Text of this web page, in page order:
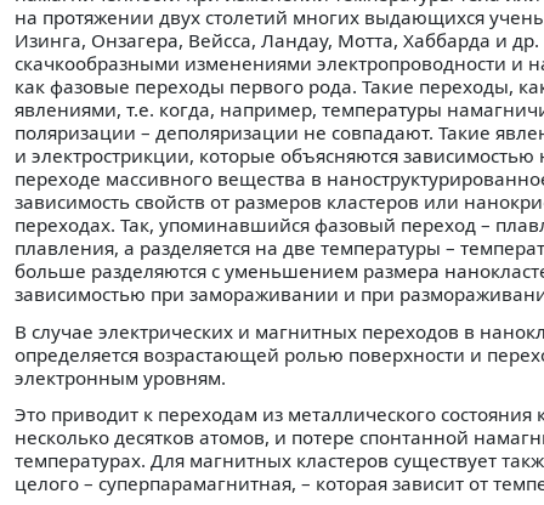
на протяжении двух столетий многих выдающихся
Изинга, Онзагера, Вейсса, Ландау, Мотта, Хаббарда и
скачкообразными изменениями электропроводности и
как фазовые переходы первого рода. Такие переходы,
явлениями, т.е. когда, например, температуры
поляризации – деполяризации не совпадают. Такие
и электрострикции, которые объясняются
переходе массивного вещества в
зависимость свойств от размеров кластеров или
переходах. Так, упоминавшийся фазовый переход –
плавления, а разделяется на две температуры –
больше разделяются с уменьшением размера
зависимостью при замораживании и при
В случае электрических и магнитных переходов в
определяется возрастающей ролью поверхности и
электронным уровням.
Это приводит к переходам из металлического
несколько десятков атомов, и потере спонтанной
температурах. Для магнитных кластеров существует
целого – суперпарамагнитная, – которая зависит от